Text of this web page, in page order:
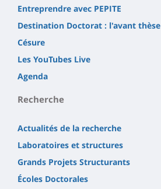
Entreprendre avec PEPITE
Destination Doctorat : l'avant thèse
Césure
Les YouTubes Live
Agenda
Recherche
Actualités de la recherche
Laboratoires et structures
Grands Projets Structurants
Écoles Doctorales